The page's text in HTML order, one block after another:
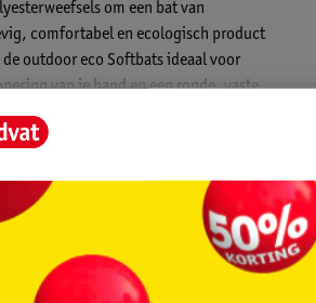
om een bat van
comfortabel en ecologisch product
outdoor eco Softbats ideaal voor
van je hand en een ronde, vaste
leeftijden. De Outdoor Eco Softbats zijn